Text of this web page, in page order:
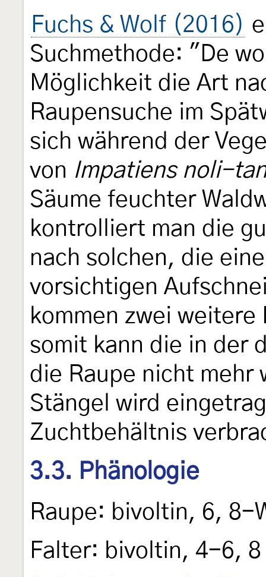
Fuchs & Wolf (2016)
Suchmethode: "De
Möglichkeit die Art
Raupensuche im
sich während der
von Impatiens noli-
Säume feuchter
kontrolliert man die
nach solchen, die
vorsichtigen
kommen zwei weitere
somit kann die in der
die Raupe nicht mehr
Stängel wird
Zuchtbehältnis
3.3. Phänologie
Raupe: bivoltin, 6, 8-
Falter: bivoltin, 4-6, 8